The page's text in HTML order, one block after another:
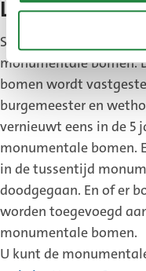
Lijst van
Sinds 1996 heeft de
monumentale bomen.
bomen wordt
burgemeester en
vernieuwt eens in de 5
monumentale bomen.
in de tussentijd
doodgegaan. En of er
worden toegevoegd
monumentale bomen.
U kunt de